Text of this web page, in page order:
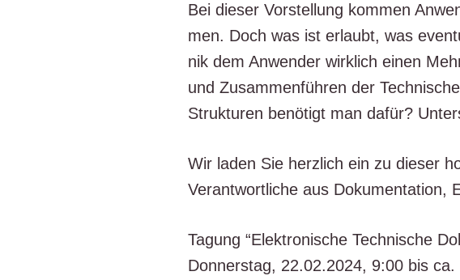
Bei die­ser Vor­stel­lung kom­men
men. Doch was ist erlaubt, was
nik dem Anwen­der wirk­lich einen
und Zusam­men­füh­ren der
Struk­tu­ren benö­tigt man dafür?
Wir laden Sie herz­lich ein zu die­ser
Ver­ant­wort­li­che aus Doku­men­ta­ti­on,
Tagung “Elek­tro­ni­sche Tech­ni­sche
Don­ners­tag, 22.02.2024, 9:00 bis